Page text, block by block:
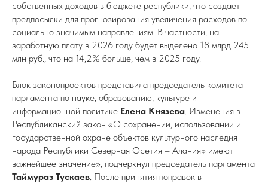
собственных доходов в бюджете республики, что создает
предпосылки для прогнозирования увеличения расходов по
социально значимым направлениям. В частности, на
заработную плату в 2026 году будет выделено 18 млрд 245
млн руб., что на 14,2% больше, чем в 2025 году.
Блок законопроектов представила председатель комитета
парламента по науке, образованию, культуре и
информационной политике Елена Князева. Изменения в
Республиканский закон «О сохранении, использовании и
государственной охране объектов культурного наследия
народа Республики Северная Осетия – Алания» имеют
важнейшее значение», подчеркнул председатель парламента
Таймураз Тускаев. После принятия поправок в